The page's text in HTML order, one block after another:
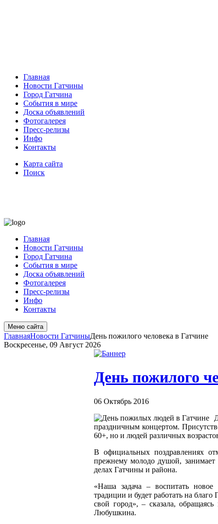
Главная
Новости Гатчины
Город Гатчина
События в мире
Доска объявлений
Фотогалерея
Пресс-релизы
Инфо
Контакты
Карта сайта
Поиск
Главная
Новости Гатчины
Город Гатчина
События в мире
Доска объявлений
Фотогалерея
Пресс-релизы
Инфо
Контакты
Меню сайта
ГлавнаяНовости ГатчиныДень пожилого человека в Гатчине
Воскресенье, 09 Август 2026
День пожилого
06 Октябрь 2016
праздничным концертом.
60+, но и людей различных
В официальных поздравлениях
прежнему молодо душой,
делах Гатчины и района.
«Наша задача – воспитать новое
традиции и будет работать на благо
свой город», – сказала,
Любушкина.